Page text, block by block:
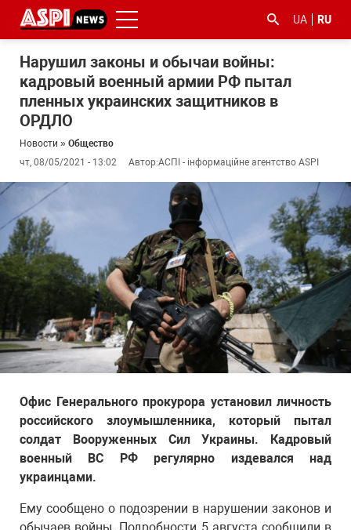
UA RU
Нарушил законы и обычаи войны:
кадровый военный армии РФ пытал
пленных украинских защитников в
ОРДЛО
Новости » Общество
чт, 08/05/2021 - 13:02
Автор:АСПІ - інформаційне агентство ASPI
Офис Генерального прокурора установил личность
российского злоумышленника, который пытал
солдат Вооруженных Сил Украины. Кадровый
военный ВС РФ регулярно издевался над
украинцами.
Ему сообщено о подозрении в нарушении законов и
з